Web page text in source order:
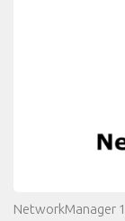
NetworkManager